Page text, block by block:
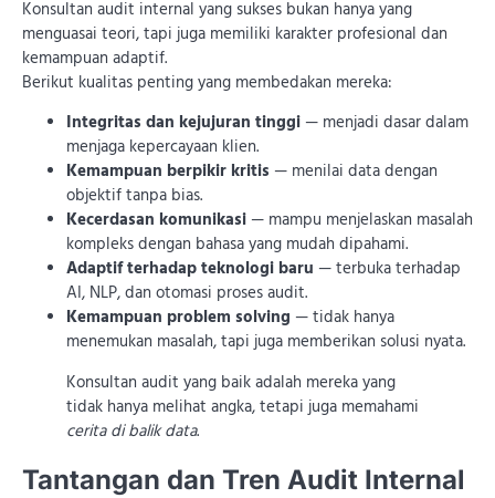
Konsultan audit internal yang sukses bukan hanya yang
menguasai teori, tapi juga memiliki karakter profesional dan
kemampuan adaptif.
Berikut kualitas penting yang membedakan mereka:
Integritas dan kejujuran tinggi— menjadi dasar dalam
menjaga kepercayaan klien.
Kemampuan berpikir kritis — menilai data dengan
objektif tanpa bias.
Kecerdasan komunikasi— mampu menjelaskan masalah
kompleks dengan bahasa yang mudah dipahami.
Adaptif terhadap teknologi baru — terbuka terhadap
AI, NLP, dan otomasi proses audit.
Kemampuan problem solving — tidak hanya
menemukan masalah, tapi juga memberikan solusi nyata.
Konsultan audit yang baik adalah mereka yang
tidak hanya melihat angka, tetapi juga memahami
cerita di balik data.
Tantangan dan Tren Audit Internal